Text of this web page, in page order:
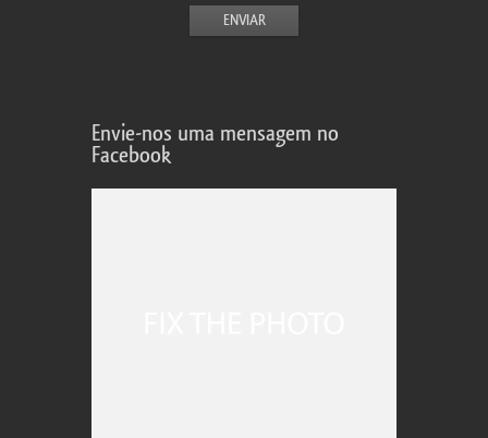
Envie-nos uma mensagem no
Facebook